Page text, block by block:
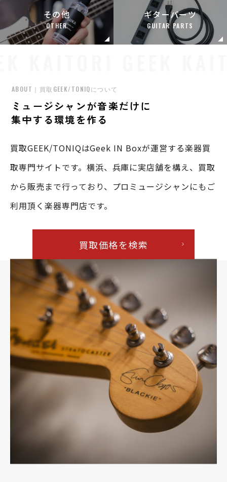
その他
OTHER
ギターパーツ
GUITAR PARTS
ABOUT｜買取GEEK/TONIQについて
ミュージシャンが音楽だけに
集中する環境を作る
買取GEEK/TONIQはGeek IN Boxが運営する楽器買
取専門サイトです。横浜、兵庫に実店舗を構え、買取
から販売まで行っており、プロミュージシャンにもご
利用頂く楽器専門店です。
買取価格を検索